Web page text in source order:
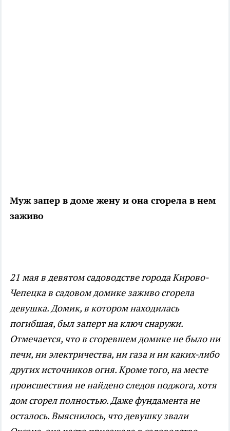
Муж запер в доме жену и она сгорела в нем
заживо
21 мая в девятом садоводстве города Кирово-
Чепецка в садовом домике заживо сгорела
девушка. Домик, в котором находилась
погибшая, был заперт на ключ снаружи.
Отмечается, что в сгоревшем домике не было ни
печи, ни электричества, ни газа и ни каких-либо
других источников огня. Кроме того, на месте
происшествия не найдено следов поджога, хотя
дом сгорел полностью. Даже фундамента не
осталось. Выяснилось, что девушку звали